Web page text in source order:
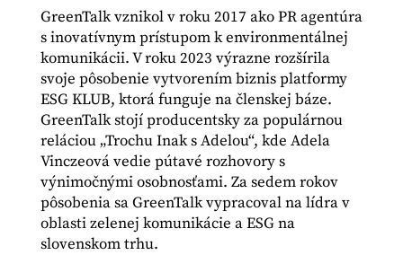
GreenTalk vznikol v roku 2017 ako PR agentúra
s inovatívnym prístupom k environmentálnej
komunikácii. V roku 2023 výrazne rozšírila
svoje pôsobenie vytvorením biznis platformy
ESG KLUB, ktorá funguje na členskej báze.
GreenTalk stojí producentsky za populárnou
reláciou „Trochu Inak s Adelou“, kde Adela
Vinczeová vedie pútavé rozhovory s
výnimočnými osobnosťami. Za sedem rokov
pôsobenia sa GreenTalk vypracoval na lídra v
oblasti zelenej komunikácie a ESG na
slovenskom trhu.